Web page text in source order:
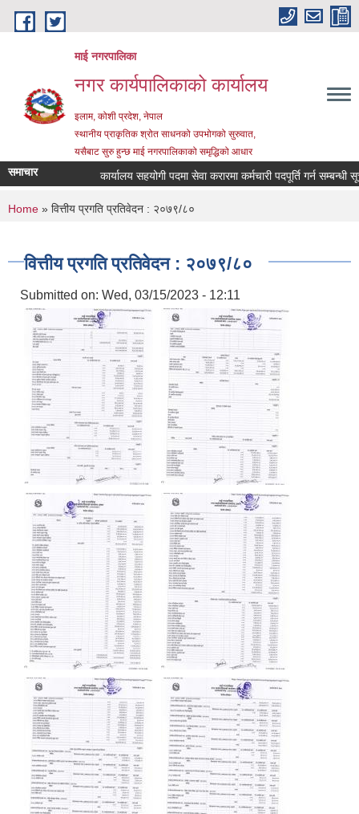
Skip to main content
माई नगरपालिका
नगर कार्यपालिकाको कार्यालय
इलाम, कोशी प्रदेश, नेपाल
स्थानीय प्राकृतिक श्रोत साधनको उपभोगको सुरुवात,
यसैबाट सुरु हुन्छ माई नगरपालिकाको समृद्धिको आधार
समाचार कार्यालय सहयोगी पदमा सेवा करारमा कर्मचारी पदपूर्ति गर्न सम्बन्धी सूचना
You are here
Home » वित्तीय प्रगति प्रतिवेदन : २०७९/८०
वित्तीय प्रगति प्रतिवेदन : २०७९/८०
Submitted on: Wed, 03/15/2023 - 12:11